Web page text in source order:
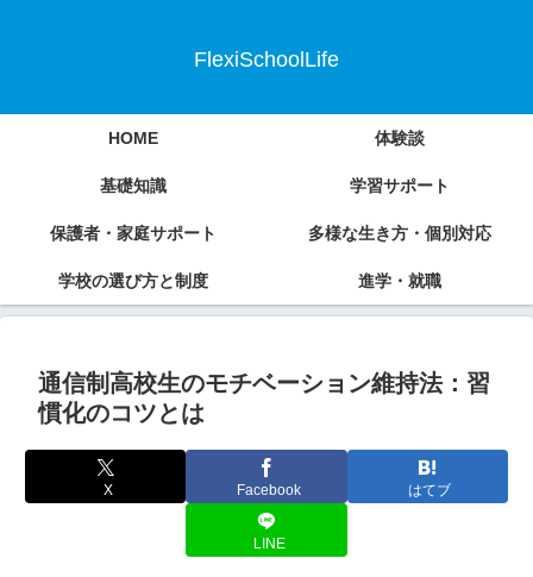
FlexiSchoolLife
HOME 体験談
基礎知識 学習サポート
保護者・家庭サポート 多様な生き方・個別対応
学校の選び方と制度 進学・就職
通信制高校生のモチベーション維持法：習
慣化のコツとは
X Facebook はてブ
LINE